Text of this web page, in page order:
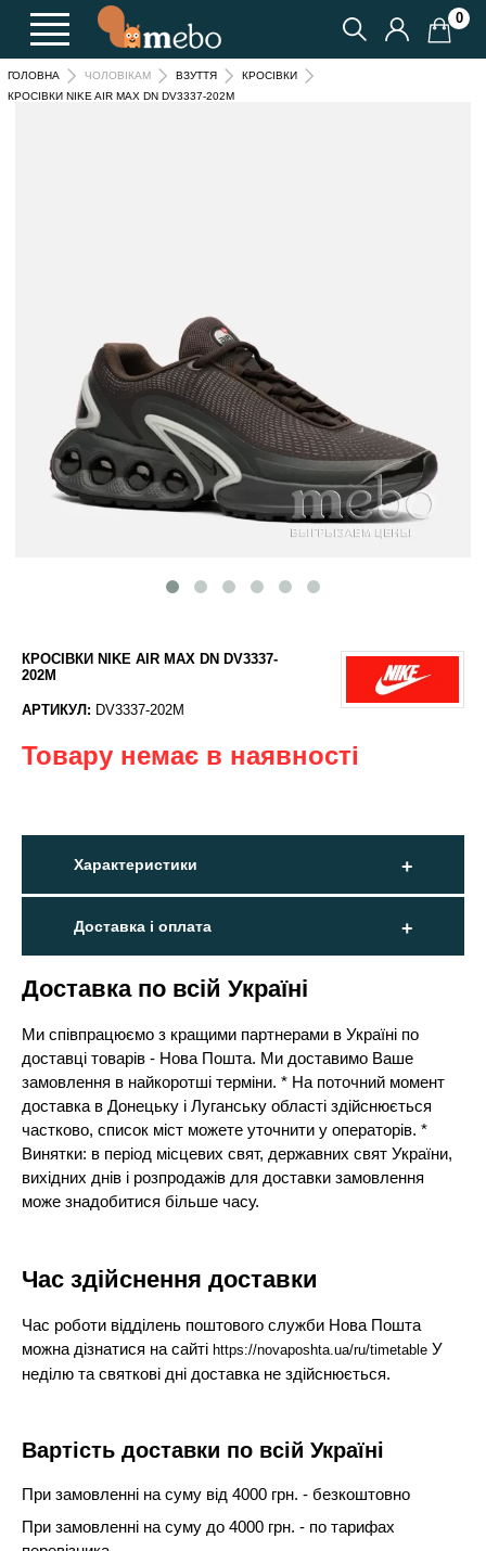
0
ГОЛОВНА ЧОЛОВІКАМ ВЗУТТЯ
КРОСІВКИ
КРОСІВКИ NIKE AIR MAX DN DV3337-202M
КРОСІВКИ NIKE AIR MAX DN DV3337-
202M
АРТИКУЛ: DV3337-202M
Товару немає в наявності
Характеристики
Доставка і оплата
Доставка по всій Україні
Ми співпрацюємо з кращими партнерами в Україні по
доставці товарів - Нова Пошта. Ми доставимо Ваше
замовлення в найкоротші терміни. * На поточний момент
доставка в Донецьку і Луганську області здійснюється
частково, список міст можете уточнити у операторів. *
Винятки: в період місцевих свят, державних свят України,
вихідних днів і розпродажів для доставки замовлення
може знадобитися більше часу.
Час здійснення доставки
Час роботи відділень поштового служби Нова Пошта
можна дізнатися на сайтіhttps://novaposhta.ua/ru/timetable У
неділю та святкові дні доставка не здійснюється.
Вартість доставки по всій Україні
При замовленні на суму від 4000 грн. - безкоштовно
При замовленні на суму до 4000 грн. - по тарифах